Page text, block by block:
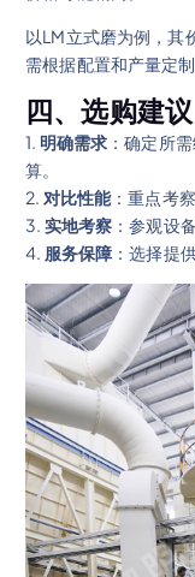
以LM立式磨为例，其
需根据配置和产量定
四、选购建议
1. 明确需求 ：确定所
算。
2. 对比性能：重点考
3. 实地考察 ：参观设
4. 服务保障 ：选择提